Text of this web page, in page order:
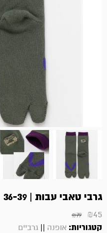
גרבי טאבי עבות | 36-39
₪79 ₪45
קטגוריות: אופנה || גרביים